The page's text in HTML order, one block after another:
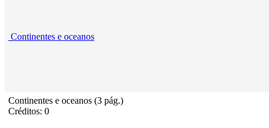
Continentes e oceanos
Continentes e oceanos (3 pág.)
Créditos: 0